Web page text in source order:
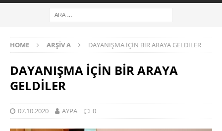
HOME ARŞIV A DAYANIŞMA İÇİN BİR ARAYA GELDİLER
DAYANIŞMA İÇİN BİR ARAYA
GELDİLER
07.10.2020 AYPA 0